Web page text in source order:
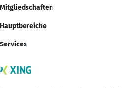
Mitgliedschaften
Hauptbereiche
Services